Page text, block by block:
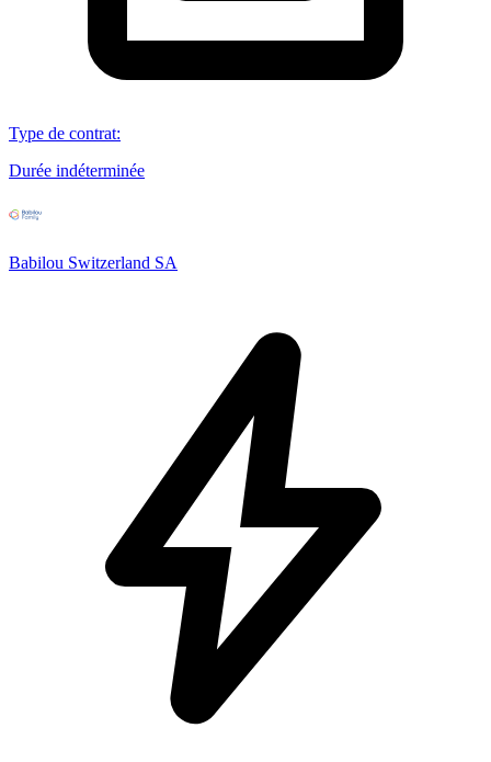
Type de contrat:
Durée indéterminée
Babilou Switzerland SA